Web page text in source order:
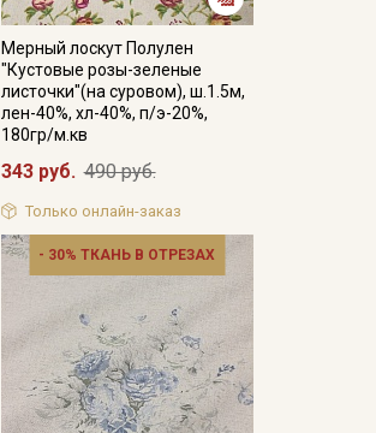
Мерный лоскут Полулен
"Кустовые розы-зеленые
листочки"(на суровом), ш.1.5м,
лен-40%, хл-40%, п/э-20%,
180гр/м.кв
343 руб. 490 руб.
Только онлайн-заказ
- 30% ТКАНЬ В ОТРЕЗАХ